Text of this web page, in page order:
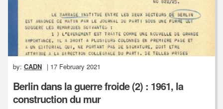
by:CADN | 17 February 2021
Berlin dans la guerre froide (2) : 1961, la
construction du mur